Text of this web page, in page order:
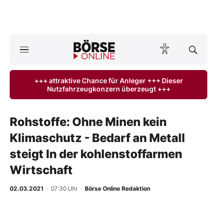
ktuelle Ausgabe BÖRSE ONLINE lesen
Anlageprodukte
Finanz-Check
Abo & Shop
BO-Musterdepots
+++ attraktive Chance für Anleger +++ Dieser
Nutzfahrzeugkonzern überzeugt +++
Rohstoffe: Ohne Minen kein
Klimaschutz - Bedarf an Metall
steigt In der kohlenstoffarmen
Wirtschaft
02.03.2021 · 07:30 Uhr · Börse Online Redaktion